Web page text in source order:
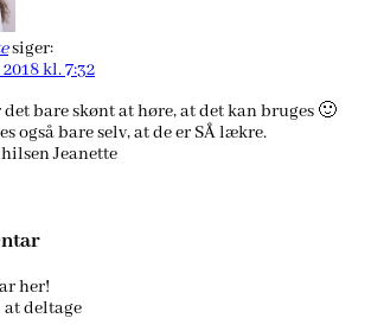
siger:
kl. 7:32
det bare skønt at høre, at det kan bruges 🙂
også bare selv, at de er SÅ lækre.
Jeanette
her!
deltage